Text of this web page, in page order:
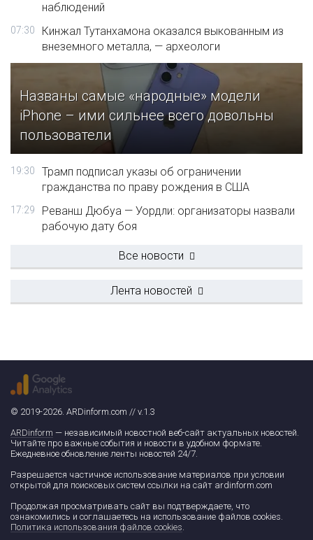
наблюдений
07:30
Кинжал Тутанхамона оказался выкованным из
внеземного металла, — археологи
Названы самые «народные» модели
iPhone – ими сильнее всего довольны
пользователи
19:30
Трамп подписал указы об ограничении
гражданства по праву рождения в США
17:29
Реванш Дюбуа — Уордли: организаторы назвали
рабочую дату боя
Все новости
Лента новостей
© 2019-2026. ARDinform.com // v.1.3
ARDinform — независимый новостной веб-сайт актуальных новостей.
Читайте про важные события и новости в удобном формате.
Ежедневное обновление ленты новостей 24/7.
Разрешается частичное использование материалов при условии
открытой для поисковых систем ссылки на сайт ardinform.com
Продолжая просматривать сайт вы подтверждаете, что
ознакомились и соглашаетесь на использование файлов cookies.
Политика использования файлов cookies.